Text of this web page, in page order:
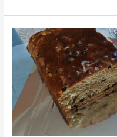
cuajada
de
Ferrero
Rocher